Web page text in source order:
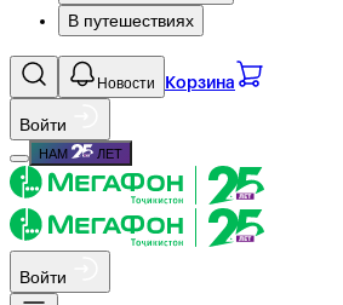
В путешествиях
Новости Корзина
Войти
НАМ ЛЕТ
Войти